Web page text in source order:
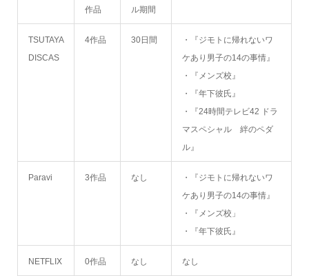
作品 ル期間
TSUTAYA
DISCAS
4作品 30日間
・『ジモトに帰れないワ
ケあり男子の14の事情』
・『メンズ校』
・『年下彼氏』
・『24時間テレビ42 ドラ
マスペシャル 絆のペダ
ル』
Paravi 3作品 なし
・『ジモトに帰れないワ
ケあり男子の14の事情』
・『メンズ校」
・『年下彼氏』
NETFLIX 0作品 なし なし